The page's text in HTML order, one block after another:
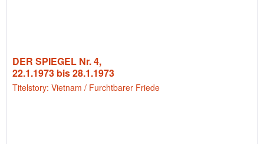
DER SPIEGEL Nr. 4,
22.1.1973 bis 28.1.1973
Titelstory: Vietnam / Furchtbarer Friede